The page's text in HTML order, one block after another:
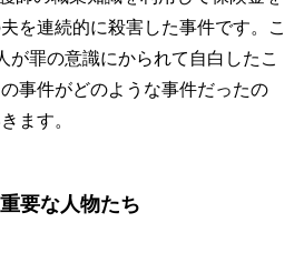
を連続的に殺害した事件です。こ
が罪の意識にかられて自白したこ
事件がどのような事件だったの
ます。
要な人物たち